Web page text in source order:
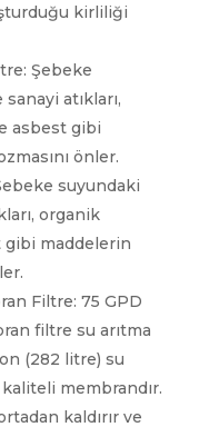
kirliliği
Şebeke
atıkları,
asbest gibi
önler.
suyundaki
organik
gibi maddelerin
Filtre: 75 GPD
filtre su arıtma
(282 litre) su
membrandır.
kaldırır ve